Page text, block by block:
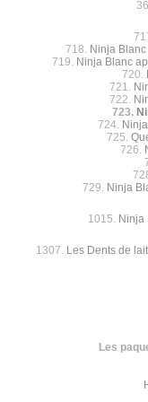
718. Ninja
719. Ninja Blanc
720.
721.
722.
723.
724.
725.
726.
729. Ninja
1015. Ninja
1307. Les Dents de
Les